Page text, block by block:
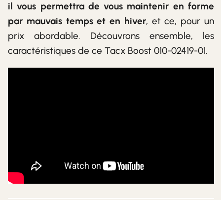
il vous permettra de vous maintenir en forme
par mauvais temps et en hiver, et ce, pour un
prix abordable. Découvrons ensemble, les
caractéristiques de ce Tacx Boost 010-02419-01.